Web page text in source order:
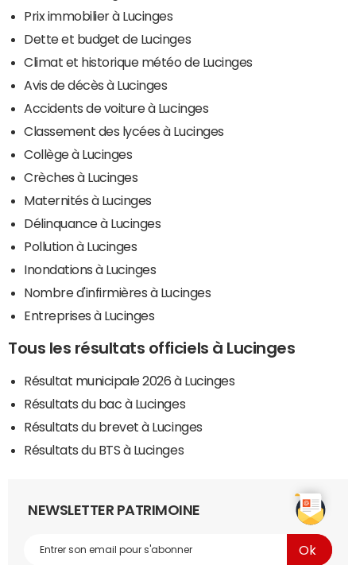
Prix immobilier à Lucinges
Dette et budget de Lucinges
Climat et historique météo de Lucinges
Avis de décès à Lucinges
Accidents de voiture à Lucinges
Classement des lycées à Lucinges
Collège à Lucinges
Crèches à Lucinges
Maternités à Lucinges
Délinquance à Lucinges
Pollution à Lucinges
Inondations à Lucinges
Nombre d'infirmières à Lucinges
Entreprises à Lucinges
Tous les résultats officiels à Lucinges
Résultat municipale 2026 à Lucinges
Résultats du bac à Lucinges
Résultats du brevet à Lucinges
Résultats du BTS à Lucinges
NEWSLETTER PATRIMOINE